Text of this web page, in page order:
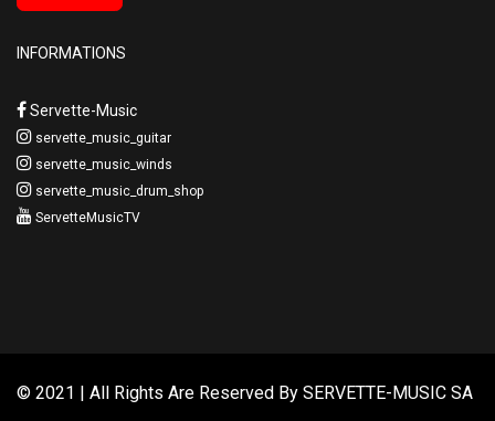
INFORMATIONS
Servette-Music
servette_music_guitar
servette_music_winds
servette_music_drum_shop
ServetteMusicTV
© 2021 | All Rights Are Reserved By SERVETTE-MUSIC SA